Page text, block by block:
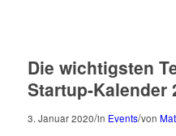
Die wichtigsten
Startup-Kalender
3. Januar 2020/in Events/von